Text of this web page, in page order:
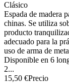
Clásico
Espada de madera
chinas. Se utiliza
producto
adecuado para la
uso de arma de
Disponible en 6
2...
15,50 €Precio